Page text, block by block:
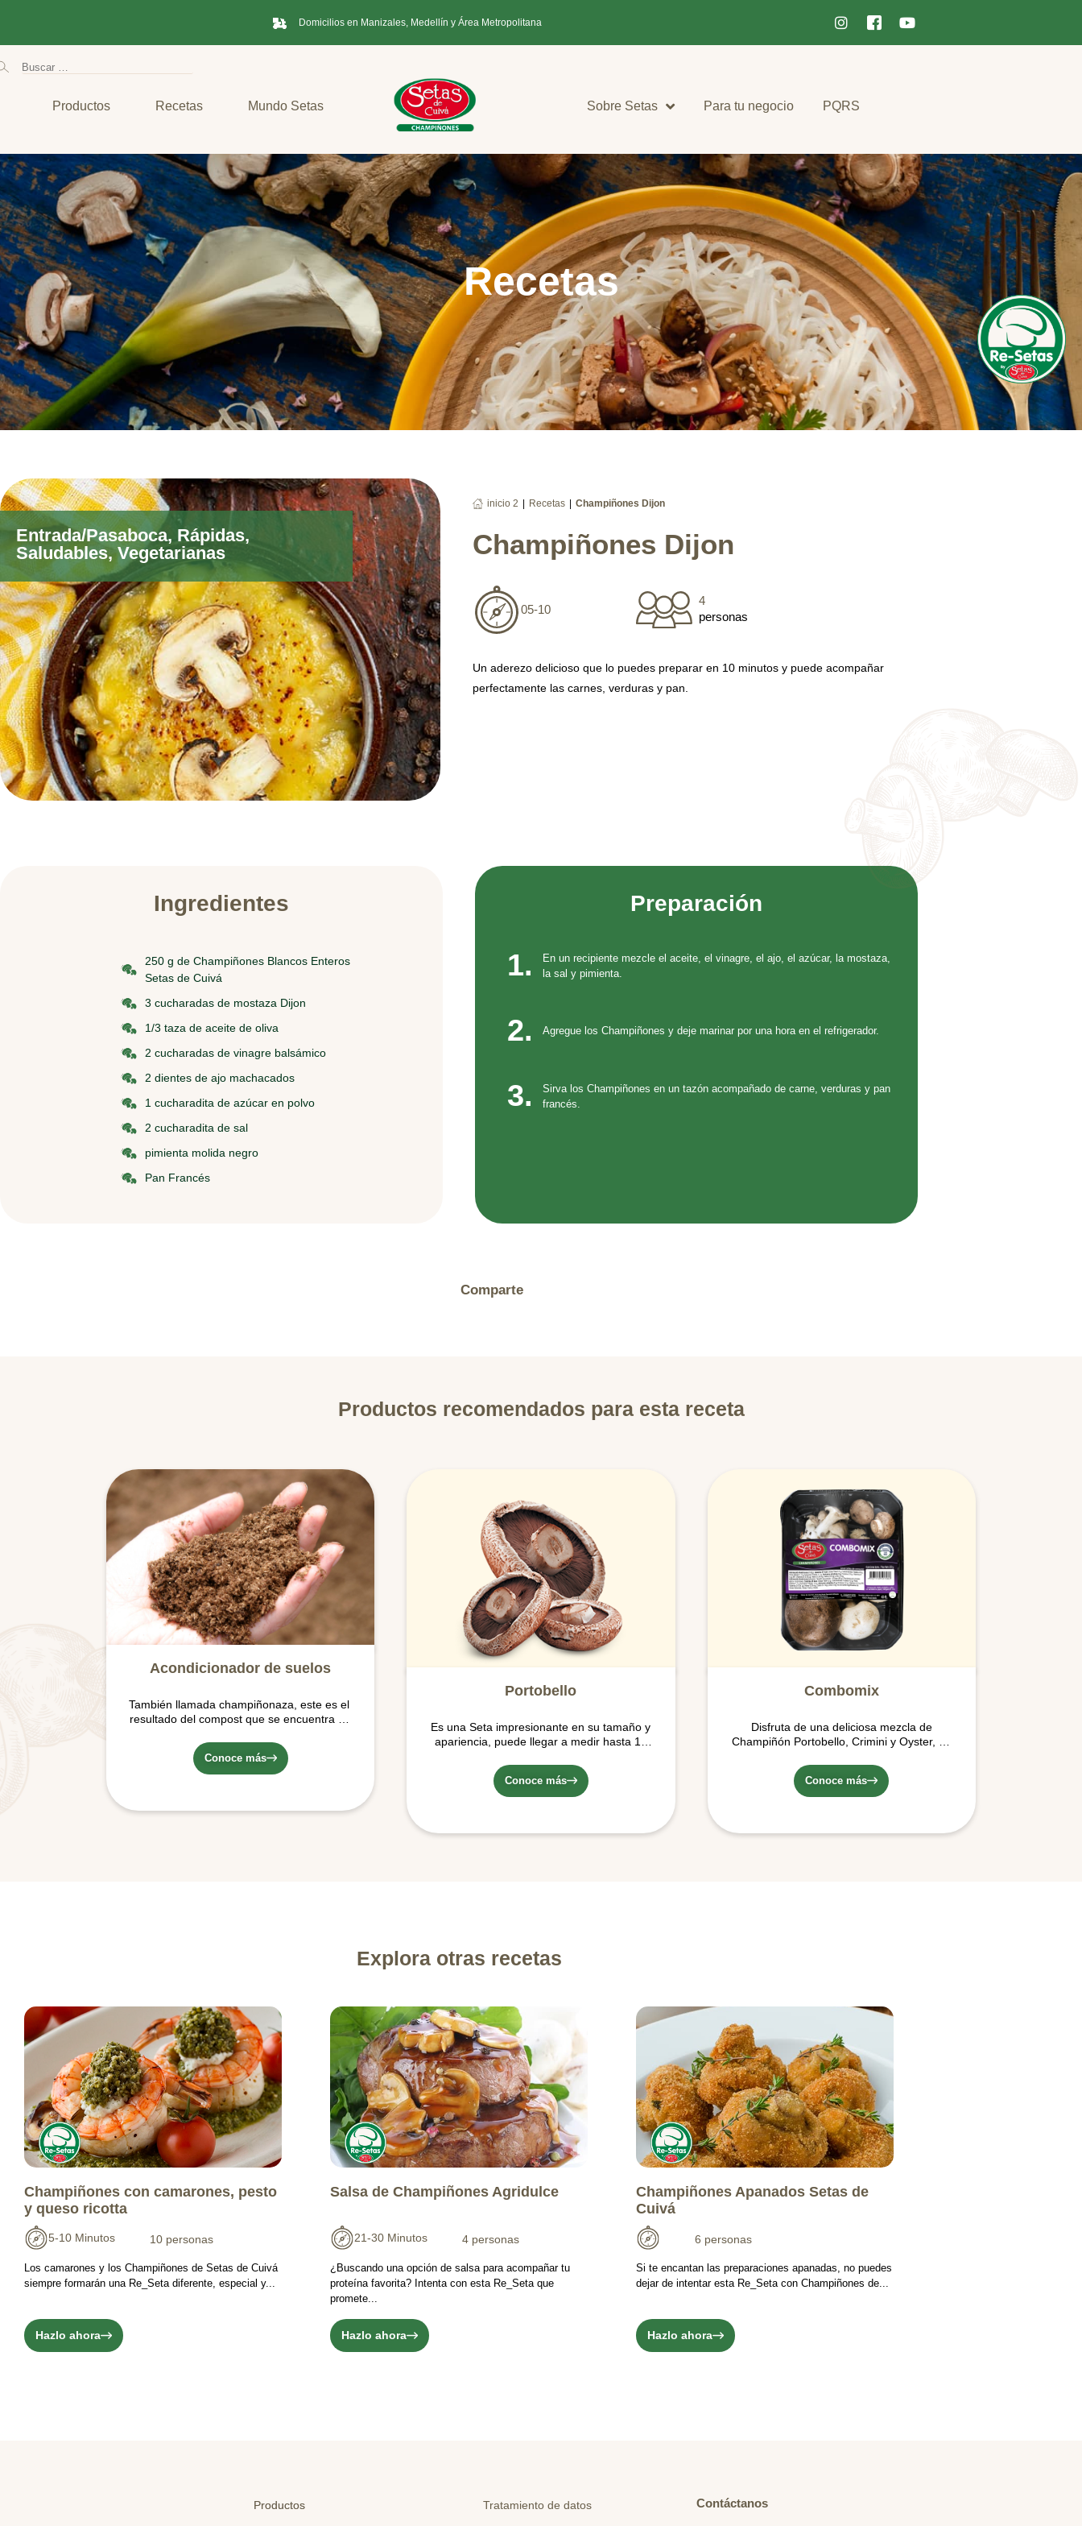
Domicilios en Manizales, Medellín y Área Metropolitana
Productos Recetas Mundo Setas Sobre Setas Para tu negocio PQRS
Recetas
Entrada/Pasaboca, Rápidas,
Saludables,Vegetarianas
inicio 2 Recetas Champiñones Dijon
Champiñones Dijon
05-10
4
personas
Un aderezo delicioso que lo puedes preparar en 10 minutos y puede acompañar
perfectamente las carnes, verduras y pan.
Ingredientes
250 g de Champiñones Blancos Enteros
Setas de Cuivá
3 cucharadas de mostaza Dijon
1/3 taza de aceite de oliva
2 cucharadas de vinagre balsámico
2 dientes de ajo machacados
1 cucharadita de azúcar en polvo
2 cucharadita de sal
pimienta molida negro
Pan Francés
Preparación
1.
En un recipiente mezcle el aceite, el vinagre, el ajo, el azúcar, la mostaza,
la sal y pimienta.
2. Agregue los Champiñones y deje marinar por una hora en el refrigerador.
3.
Sirva los Champiñones en un tazón acompañado de carne, verduras y pan
francés.
Comparte
Productos recomendados para esta receta
Acondicionador de suelos
También llamada champiñonaza, este es el
resultado del compost que se encuentra en
Conoce más
Portobello
Es una Seta impresionante en su tamaño y
apariencia, puede llegar a medir hasta 15
a Umami) y de color café, con una textura
densa y carnosa. Es la forma madura del
Crimini.
Conoce más
Combomix
Disfruta de una deliciosa mezcla de
Champiñón Portobello, Crimini y Oyster, en
preparación para una o dos personas.
Conoce más
Explora otras recetas
Champiñones con camarones, pesto
y queso ricotta
5-10 Minutos 10 personas
Los camarones y los Champiñones de Setas de Cuivá
siempre formarán una Re_Seta diferente, especial y...
Hazlo ahora
Salsa de Champiñones Agridulce
21-30 Minutos 4 personas
¿Buscando una opción de salsa para acompañar tu
proteína favorita? Intenta con esta Re_Seta que
promete...
Hazlo ahora
Champiñones Apanados Setas de
Cuivá
6 personas
Si te encantan las preparaciones apanadas, no puedes
dejar de intentar esta Re_Seta con Champiñones de...
Hazlo ahora
Productos Tratamiento de datos Contáctanos